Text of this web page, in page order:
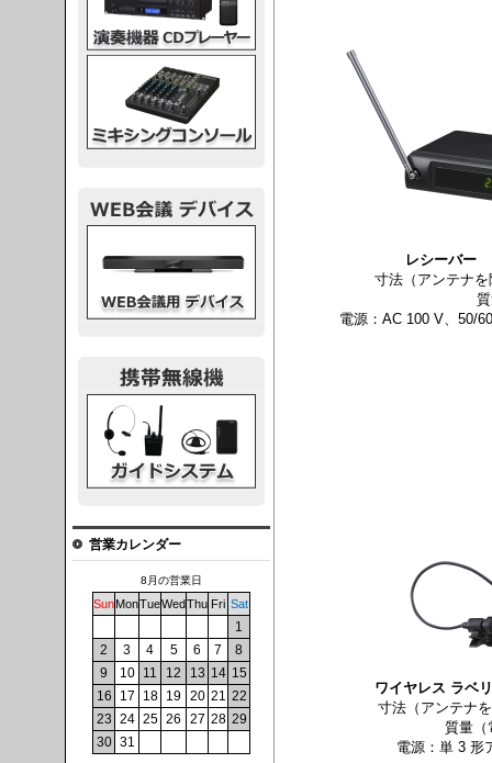
レシーバー
寸法（アンテナ
電源：AC 100 V、50/
ワイヤレス ラベ
寸法（アンテナ
質量
電源：単 3 形
営業カレンダー
8月の営業日
SunMonTueWedThu Fri Sat
1
2
3 4 5 6 7
8
9
10 11 12 13 14 15
16
17 18 19 20 21 22
23 24 25 26 27 28 29
30 31